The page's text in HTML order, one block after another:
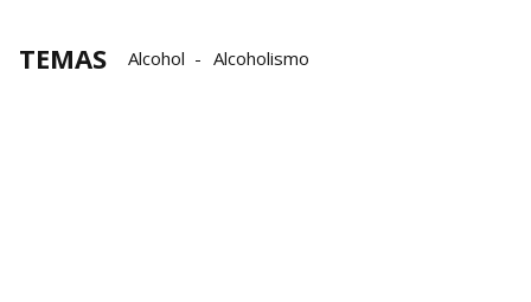
TEMAS Alcohol Alcoholismo